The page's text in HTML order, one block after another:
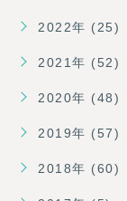
2022年 (25)
2021年 (52)
2020年 (48)
2019年 (57)
2018年 (60)